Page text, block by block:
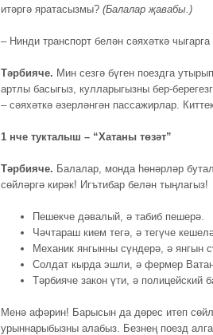
итәргә яратасызмы? (Балалар җавабы.)
– Нинди транспорт белән сәяхәткә
Тәрбияче. Мин сезгә бүген поездга
артлы басыгыз, кулларыгызны бер-
– сәяхәткә әзерләнгән пассажирлар.
1 нче тукталыш – “Хатаны төзәт”
Тәрбияче. Балалар, монда һөнәрләр
сөйләргә кирәк! Игътибар белән тыңлагыз!
Пешекче дәвалый, ә табиб пешерә.
Чәчтараш кием тегә, ә тегүче
Механик янгынны сүндерә, ә янгын
Солдат кырда эшли, ә фермер
Тәрбияче закон үти, ә полицейский
Менә афәрин! Барысын да дөрес итеп
урыннарыбызны алабыз. Безнең поезд алга